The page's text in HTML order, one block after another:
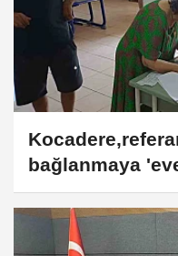
bağlanmaya